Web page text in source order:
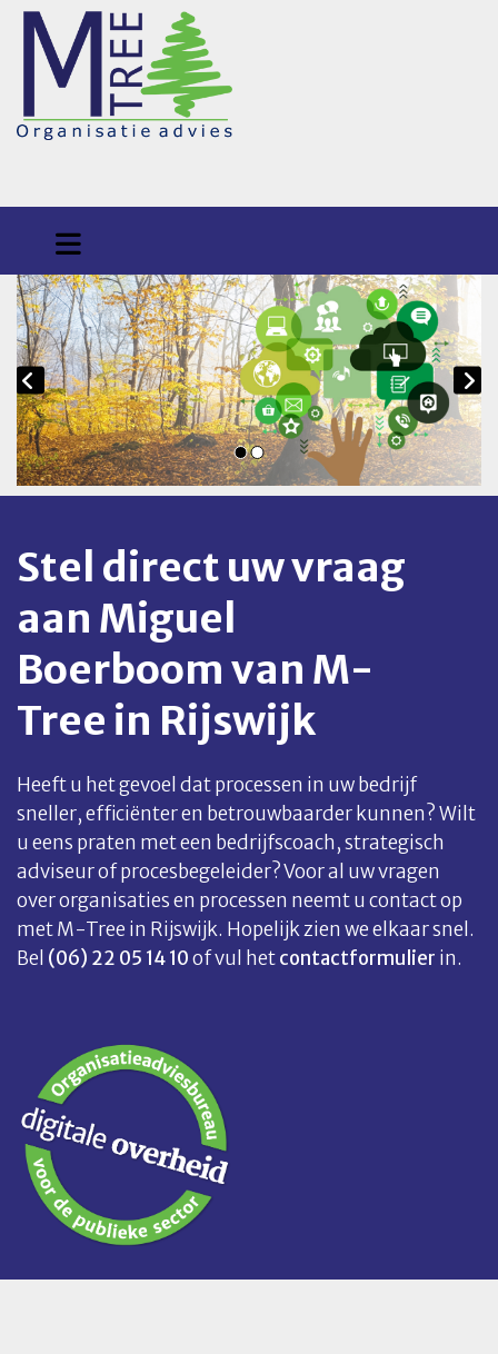
Stel direct uw vraag
aan Miguel
Boerboom van M-
Tree in Rijswijk
Heeft u het gevoel dat processen in uw bedrijf
sneller, efficiënter en betrouwbaarder kunnen? Wilt
u eens praten met een bedrijfscoach, strategisch
adviseur of procesbegeleider? Voor al uw vragen
over organisaties en processen neemt u contact op
met M-Tree in Rijswijk. Hopelijk zien we elkaar snel.
Bel (06) 22 05 14 10of vul hetcontactformulier in.